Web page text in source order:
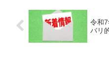
令和
バリ